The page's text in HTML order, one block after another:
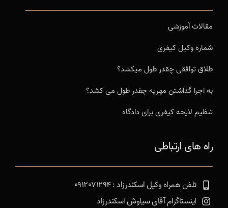
مقالات آموزشی
شماره وکیل کیفری
طلاق توافقی چقدر طول میکشد؟
به اجرا گذاشتن مهریه چقدر طول می کشد؟
تنظیم لایحه کیفری برای دادگاه
راه های ارتباطی
تلفن همراه وکیل اسکندرزاد : 0912071294
اینستاگرام آقای سیاوش اسکندرزاد